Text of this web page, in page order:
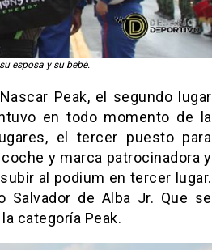
esposa y su bebé.
Peak, el segundo lugar
en todo momento de la
el tercer puesto para
y marca patrocinadora y
al podium en tercer lugar.
Salvador de Alba Jr. Que se
categoría Peak.